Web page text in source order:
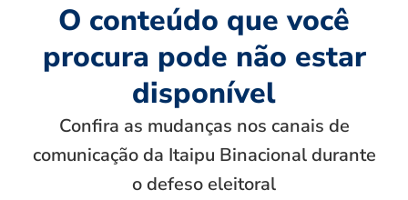
O conteúdo que você
procura pode não estar
disponível
Confira as mudanças nos canais de
comunicação da Itaipu Binacional durante
o defeso eleitoral